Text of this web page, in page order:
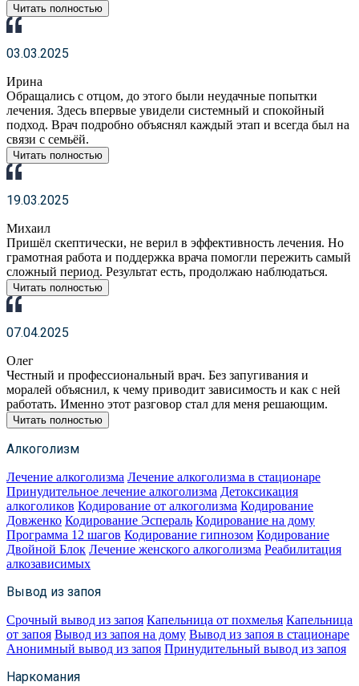
Читать полностью
03.03.2025
Ирина
Обращались с отцом, до этого были неудачные попытки
лечения. Здесь впервые увидели системный и спокойный
подход. Врач подробно объяснял каждый этап и всегда был на
связи с семьёй.
Читать полностью
19.03.2025
Михаил
Пришёл скептически, не верил в эффективность лечения. Но
грамотная работа и поддержка врача помогли пережить самый
сложный период. Результат есть, продолжаю наблюдаться.
Читать полностью
07.04.2025
Олег
Честный и профессиональный врач. Без запугивания и
моралей объяснил, к чему приводит зависимость и как с ней
работать. Именно этот разговор стал для меня решающим.
Читать полностью
Алкоголизм
Лечение алкоголизма Лечение алкоголизма в стационаре
Принудительное лечение алкоголизма Детоксикация
алкоголиков Кодирование от алкоголизма Кодирование
Довженко Кодирование Эспераль Кодирование на дому
Программа 12 шагов Кодирование гипнозом Кодирование
Двойной Блок Лечение женского алкоголизма Реабилитация
алкозависимых
Вывод из запоя
Срочный вывод из запоя Капельница от похмелья Капельница
от запоя Вывод из запоя на дому Вывод из запоя в стационаре
Анонимный вывод из запоя Принудительный вывод из запоя
Наркомания